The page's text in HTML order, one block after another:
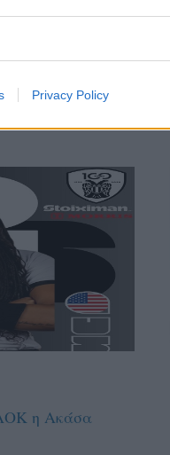
Privacy Policy
η Ακάσα